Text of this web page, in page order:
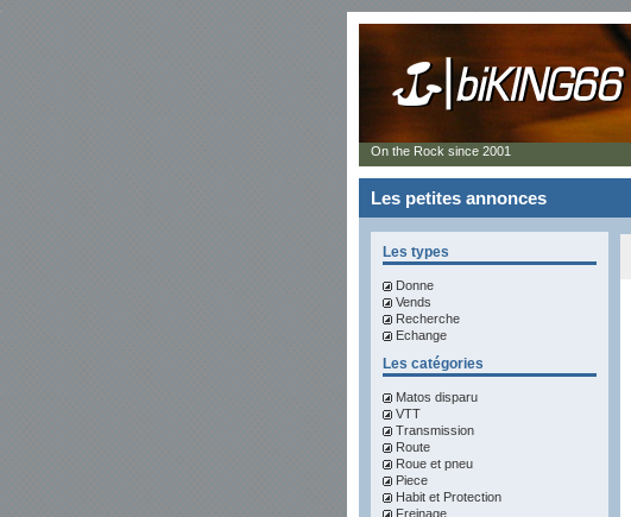
Les petites annonces
Les types
Donne
Vends
Recherche
Echange
Les catégories
Matos disparu
VTT
Transmission
Route
Roue et pneu
Piece
Habit et Protection
Freinage
On the Rock since 2001